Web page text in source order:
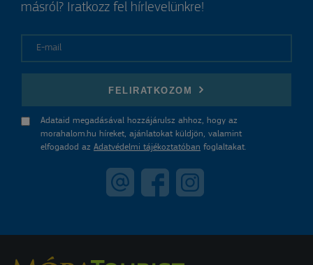
másról? Iratkozz fel hírlevelünkre!
FELIRATKOZOM
Adataid megadásával hozzájárulsz ahhoz, hogy az
morahalom.hu híreket, ajánlatokat küldjön, valamint
elfogadod az Adatvédelmi tájékoztatóban foglaltakat.